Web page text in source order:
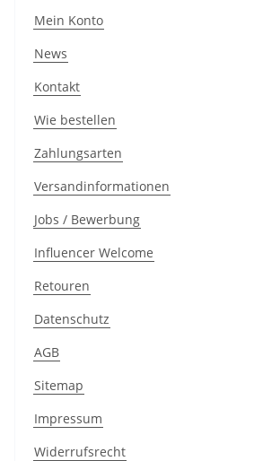
Mein Konto
News
Kontakt
Wie bestellen
Zahlungsarten
Versandinformationen
Jobs / Bewerbung
Influencer Welcome
Retouren
Datenschutz
AGB
Sitemap
Impressum
Widerrufsrecht